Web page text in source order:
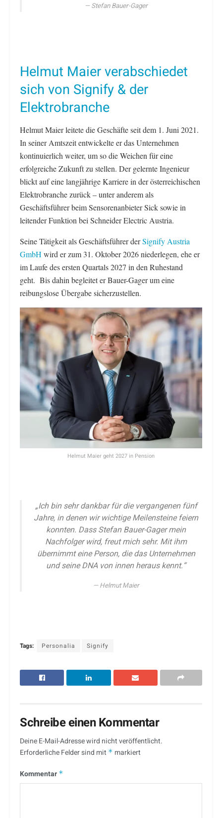
Stefan Bauer-Gager
Helmut Maier verabschiedet
sich von Signify & der
Elektrobranche
Helmut Maier leitete die Geschäfte seit dem 1. Juni 2021.
In seiner Amtszeit entwickelte er das Unternehmen
kontinuierlich weiter, um so die Weichen für eine
erfolgreiche Zukunft zu stellen. Der gelernte Ingenieur
blickt auf eine langjährige Karriere in der österreichischen
Elektrobranche zurück – unter anderem als
Geschäftsführer beim Sensorenanbieter Sick sowie in
leitender Funktion bei Schneider Electric Austria.
Seine Tätigkeit als Geschäftsführer derSignify Austria
GmbH wird er zum 31. Oktober 2026 niederlegen, ehe er
im Laufe des ersten Quartals 2027 in den Ruhestand
geht. Bis dahin begleitet er Bauer-Gager um eine
reibungslose Übergabe sicherzustellen.
Helmut Maier geht 2027 in Pension
„Ich bin sehr dankbar für die vergangenen fünf
Jahre, in denen wir wichtige Meilensteine feiern
konnten. Dass Stefan Bauer-Gager mein
Nachfolger wird, freut mich sehr. Mit ihm
übernimmt eine Person, die das Unternehmen
und seine DNA von innen heraus kennt.“
Helmut Maier
Tags: Personalia Signify
Schreibe einen Kommentar
Deine E-Mail-Adresse wird nicht veröffentlicht.
Erforderliche Felder sind mit * markiert
Kommentar *